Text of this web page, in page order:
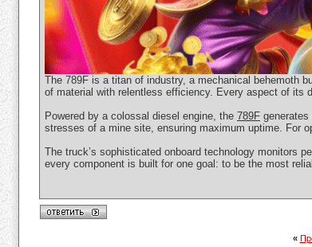
The 789F is a titan of industry, a mechanical behemoth
of material with relentless efficiency. Every aspect of its
Powered by a colossal diesel engine, the 789F
stresses of a mine site, ensuring maximum uptime. For
The truck’s sophisticated onboard technology monitors
every component is built for one goal: to be the most
«